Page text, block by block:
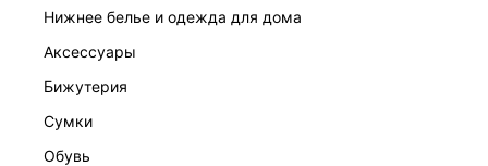
нижнее белье и одежда для дома
аксессуары
бижутерия
сумки
обувь